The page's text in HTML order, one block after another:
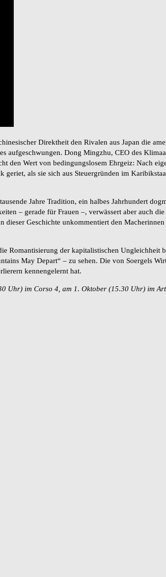
Direktheit den Rivalen aus Japan die
Dong Mingzhu, CEO des
Wert von bedingungslosem Ehrgeiz: Nach
als sie sich aus Steuergründen im
Jahre Tradition, ein halbes Jahrhundert
– gerade für Frauen –, verwässert aber auch
Geschichte unkommentiert den
der kapitalistischen Ungleichheit
May Depart“ – zu sehen. Die von Soergels
kennengelernt hat.
Uhr) im Corso 4, am 1. Oktober (15.30 Uhr) im